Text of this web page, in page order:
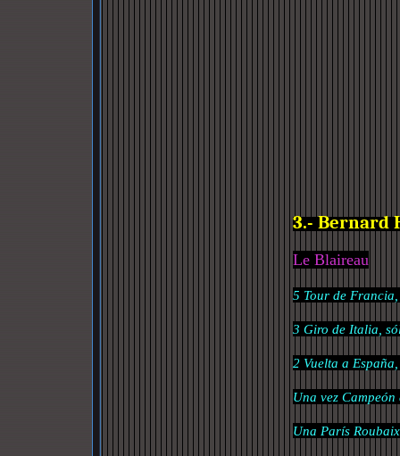
3.- Bernard
Le Blaireau
5 Tour de
3 Giro de Italia,
2 Vuelta a
Una vez
Una París Roubaix